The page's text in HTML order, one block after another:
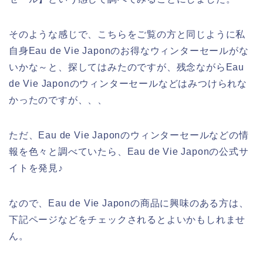
そのような感じで、こちらをご覧の方と同じように私
自身Eau de Vie Japonのお得なウィンターセールがな
いかな～と、探してはみたのですが、残念ながらEau
de Vie Japonのウィンターセールなどはみつけられな
かったのですが、、、
ただ、Eau de Vie Japonのウィンターセールなどの情
報を色々と調べていたら、Eau de Vie Japonの公式サ
イトを発見♪
なので、Eau de Vie Japonの商品に興味のある方は、
下記ページなどをチェックされるとよいかもしれませ
ん。